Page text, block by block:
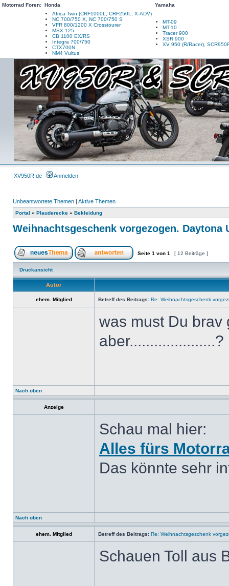
Motorrad Foren: Honda
Yamaha
Africa Twin (CRF1000L, CRF250L, X-ADV)
NC 700/750 X, NC 700/750 S
VFR 800/1200 X Crosstourer
MSX 125
CB 1100 EX/RS
Integra 700/750
CTX700N
NM4 Vultus
MT-09
MT-10
Tracer 900
XSR 900
XV 950 (R/Racer),
XV950R.de Anmelden
Unbeantwortete Themen | Aktive Themen
Portal » Plauderecke » Bekleidung
Weihnachtsgeschenk vorgezogen. Daytona
Seite 1 von 1 [ 12 Beiträge ]
Druckansicht
Autor
ehem. Mitglied Betreff des Beitrags: Re: Weihnachtsgeschenk
was must Du brav
Nach oben
Anzeige
Schau mal hier:
Alles fürs
Das könnte sehr
Nach oben
ehem. Mitglied Betreff des Beitrags: Re: Weihnachtsgeschenk
Schauen Toll aus